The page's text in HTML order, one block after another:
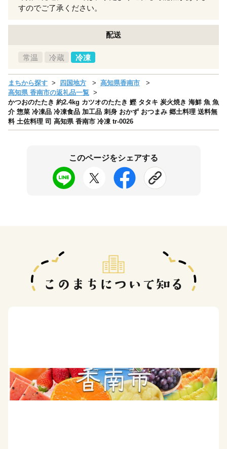
すのでご了承ください。
配送
常温 冷蔵 冷凍
まちから探す 四国地方
高知県香南市
高知県 香南市の返礼品一覧
かつおのたたき 約2.4kg カツオのたたき 鰹 タタキ 炭火焼き 海鮮 魚 魚
介 惣菜 冷凍品 冷凍食品 加工品 刺身 おかず おつまみ 郷土料理 送料無
料 土佐料理 司 高知県 香南市 冷凍 tr-0026
このページをシェアする